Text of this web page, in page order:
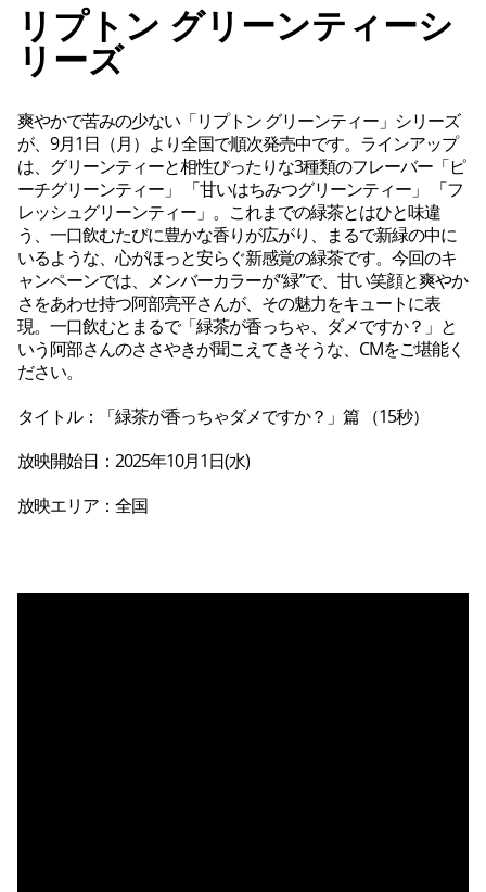
リプトン グリーンティーシ
リーズ
爽やかで苦みの少ない「リプトン グリーンティー」シリーズ
が、9月1日（月）より全国で順次発売中です。ラインアップ
は、グリーンティーと相性ぴったりな3種類のフレーバー「ピ
ーチグリーンティー」 「甘いはちみつグリーンティー」 「フ
レッシュグリーンティー」。これまでの緑茶とはひと味違
う、一口飲むたびに豊かな香りが広がり、まるで新緑の中に
いるような、心がほっと安らぐ新感覚の緑茶です。今回のキ
ャンペーンでは、メンバーカラーが“緑”で、甘い笑顔と爽やか
さをあわせ持つ阿部亮平さんが、その魅力をキュートに表
現。一口飲むとまるで「緑茶が香っちゃ、ダメですか？」と
いう阿部さんのささやきが聞こえてきそうな、CMをご堪能く
ださい。
タイトル：「緑茶が香っちゃダメですか？」篇 （15秒）
放映開始日：2025年10月1日(水)
放映エリア：全国